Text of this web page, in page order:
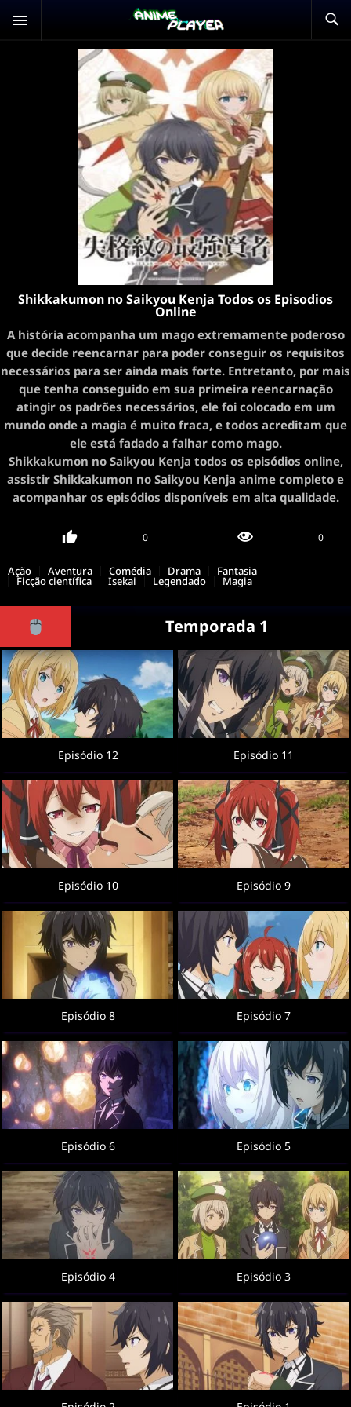
Shikkakumon no Saikyou Kenja Todos os Episodios
Online
A história acompanha um mago extremamente poderoso
que decide reencarnar para poder conseguir os requisitos
necessários para ser ainda mais forte. Entretanto, por mais
que tenha conseguido em sua primeira reencarnação
atingir os padrões necessários, ele foi colocado em um
mundo onde a magia é muito fraca, e todos acreditam que
ele está fadado a falhar como mago.
Shikkakumon no Saikyou Kenja todos os episódios online,
assistir Shikkakumon no Saikyou Kenja anime completo e
acompanhar os episódios disponíveis em alta qualidade.
0 0
Ação Aventura Comédia Drama Fantasia
Ficção científica Isekai Legendado Magia
Temporada 1
Episódio 12 Episódio 11
Episódio 10 Episódio 9
Episódio 8 Episódio 7
Episódio 6 Episódio 5
Episódio 4 Episódio 3